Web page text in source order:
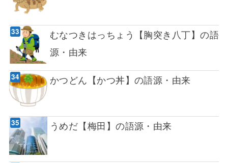
むなつきはっちょう【胸突き八丁】の語
源・由来
かつどん【かつ丼】の語源・由来
うめだ【梅田】の語源・由来